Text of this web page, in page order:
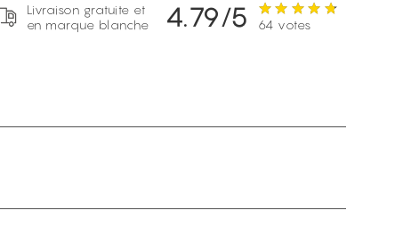
Livraison gratuite et
en marque blanche
4.79/5 64 votes